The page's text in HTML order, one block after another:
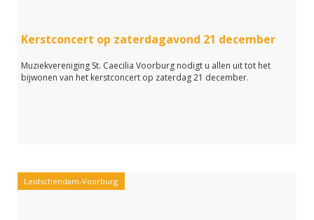
Kerstconcert op zaterdagavond 21 december
Muziekvereniging St. Caecilia Voorburg nodigt u allen uit tot het
bijwonen van het kerstconcert op zaterdag 21 december.
Leidschendam-Voorburg